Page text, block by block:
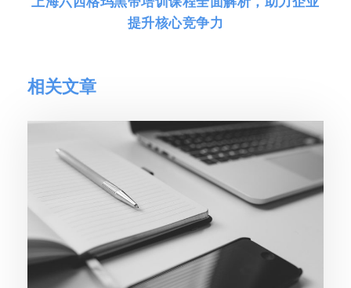
提升核心竞争力
相关文章